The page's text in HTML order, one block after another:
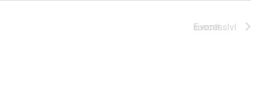
Eventi
successivi